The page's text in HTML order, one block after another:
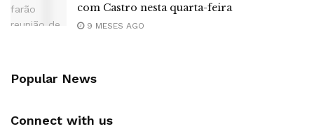
com Castro nesta quarta-feira
9 MESES AGO
Popular News
Connect with us